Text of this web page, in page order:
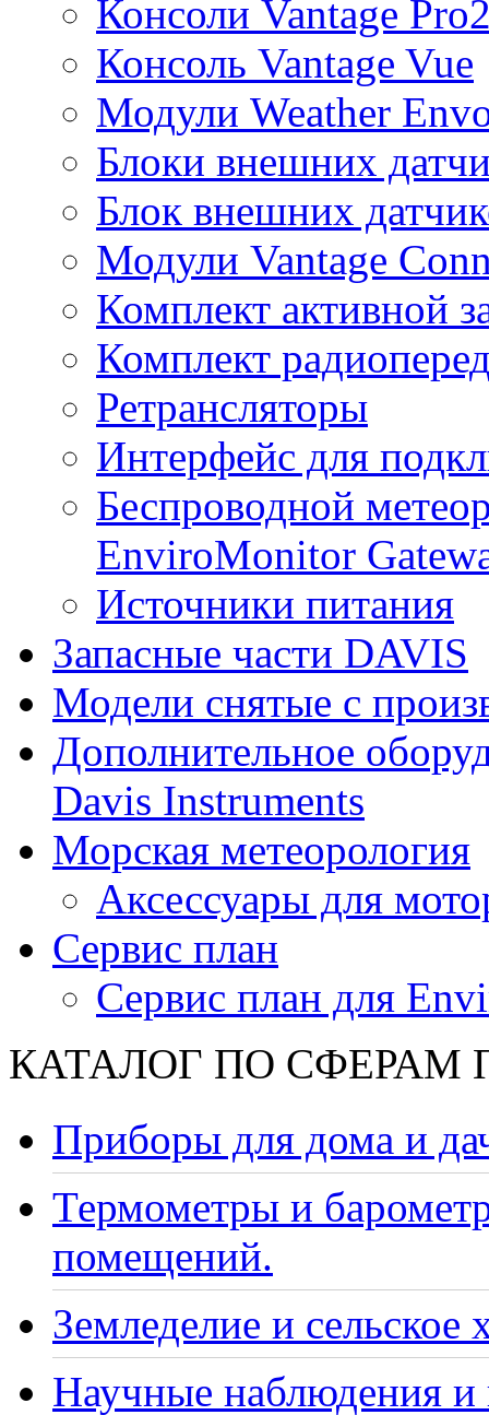
Консоли Vantage
Консоль Vantage Vue
Модули Weather
Блоки внешних
Блок внешних
Модули Vantage
Комплект активной
Комплект
Ретрансляторы
Интерфейс для
Беспроводной
EnviroMonitor
Источники питания
Запасные части DAVIS
Модели снятые с
Дополнительное
Davis Instruments
Морская метеорология
Аксессуары для
Сервис план
Сервис план для
КАТАЛОГ ПО СФЕРАМ
Приборы для дома и
Термометры и
помещений.
Земледелие и сельское
Научные наблюдения и